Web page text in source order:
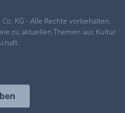
KG - Alle Rechte vorbehalten.
zu aktuellen Themen aus Kultur